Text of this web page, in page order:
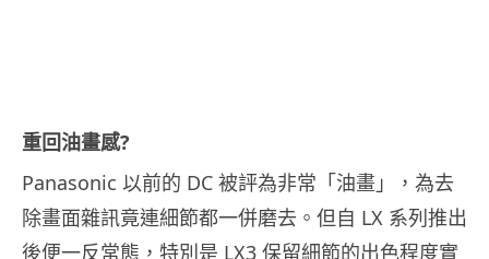
重回油畫感?
Panasonic 以前的 DC 被評為非常「油畫」，為去
除畫面雜訊竟連細節都一併磨去。但自 LX 系列推出
後便一反常態，特別是 LX3 保留細節的出色程度實